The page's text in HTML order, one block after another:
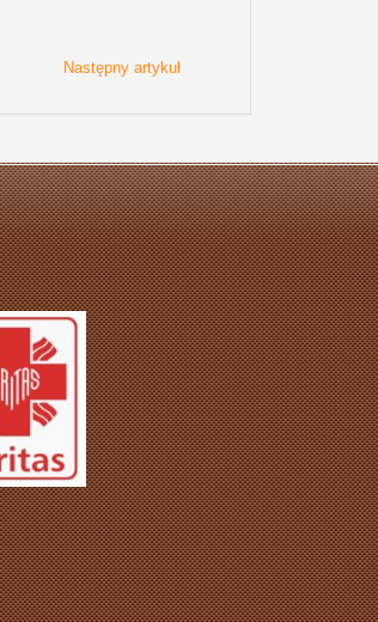
Następny artykuł